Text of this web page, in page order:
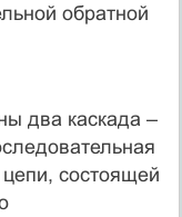
обратной
два каскада –
состоящей